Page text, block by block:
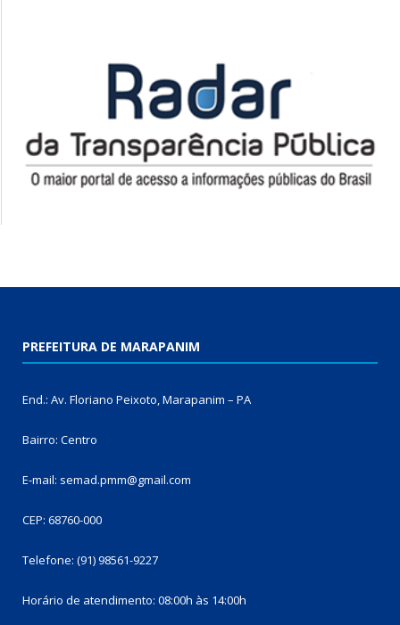
PREFEITURA DE MARAPANIM
End.: Av. Floriano Peixoto, Marapanim – PA
Bairro: Centro
E-mail: semad.pmm@gmail.com
CEP: 68760-000
Telefone: (91) 98561-9227
Horário de atendimento: 08:00h às 14:00h